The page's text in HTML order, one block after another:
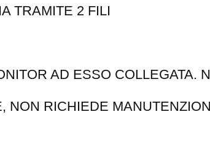
TRAMITE 2 FILI
AD ESSO COLLEGATA.
NON RICHIEDE